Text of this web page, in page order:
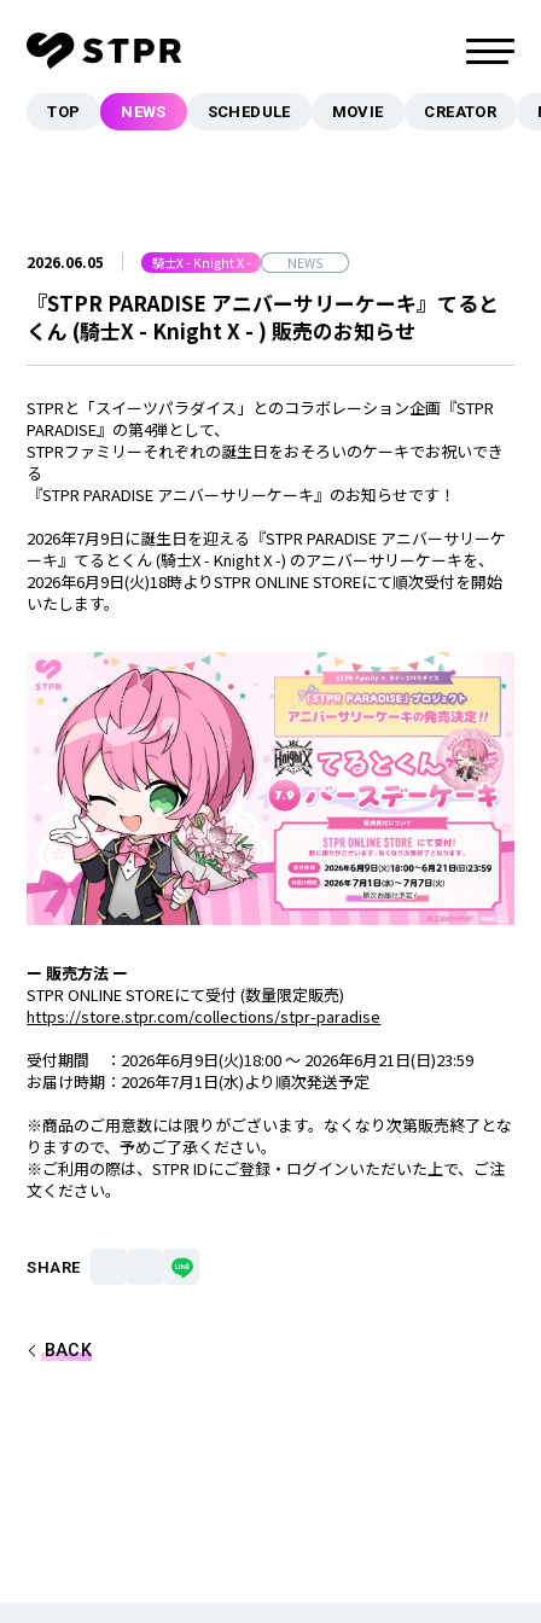
TOP NEWS SCHEDULE MOVIE CREATOR
TOP
MOVIE
CREATOR
MUSIC
STORE
FANCLUB
合計フォロワー数
86,248,855
合計再生数
199.44 億
CREATOR
すとぷり
莉犬 るぅと
ころん さとみ
ジェル
騎士X - Knight X -
しゆん タケヤキ翔
ばぁう てるとくん
2026.06.05 騎士X - Knight X - NEWS
『STPR PARADISE アニバーサリーケーキ』てると
くん (騎士X - Knight X - ) 販売のお知らせ
STPRと「スイーツパラダイス」とのコラボレーション企画『STPR
PARADISE』の第4弾として、
STPRファミリーそれぞれの誕生日をおそろいのケーキでお祝いでき
る
『STPR PARADISE アニバーサリーケーキ』のお知らせです！
2026年7月9日に誕生日を迎える『STPR PARADISE アニバーサリーケ
ーキ』てるとくん (騎士X - Knight X -) のアニバーサリーケーキを、
2026年6月9日(火)18時よりSTPR ONLINE STOREにて順次受付を開始
いたします。
ー 販売方法 ー
STPR ONLINE STOREにて受付 (数量限定販売)
https://store.stpr.com/collections/stpr-paradise
受付期間 ：2026年6月9日(火)18:00 ～ 2026年6月21日(日)23:59
お届け時期：2026年7月1日(水)より順次発送予定
※商品のご用意数には限りがございます。なくなり次第販売終了とな
りますので、予めご了承ください。
※ご利用の際は、STPR IDにご登録・ログインいただいた上で、ご注
文ください。
SHARE
BACK